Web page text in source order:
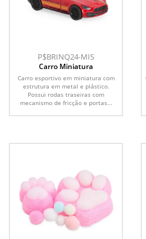
P$BRINQ24-MIS
Carro Miniatura
Carro esportivo em miniatura com
estrutura em metal e plástico.
Possui rodas traseiras com
mecanismo de fricção e portas...